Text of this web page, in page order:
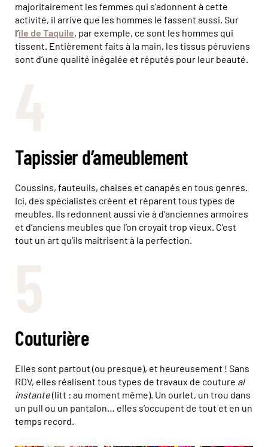
majoritairement les femmes qui s'adonnent à cette
activité, il arrive que les hommes le fassent aussi. Sur
l’île de Taquile, par exemple, ce sont les hommes qui
tissent. Entièrement faits à la main, les tissus péruviens
sont d’une qualité inégalée et réputés pour leur beauté.
Tapissier d’ameublement
Coussins, fauteuils, chaises et canapés en tous genres.
Ici, des spécialistes créent et réparent tous types de
meubles. Ils redonnent aussi vie à d’anciennes armoires
et d’anciens meubles que l’on croyait trop vieux. C’est
tout un art qu’ils maitrisent à la perfection.
Couturière
Elles sont partout (ou presque), et heureusement ! Sans
RDV, elles réalisent tous types de travaux de couture al
instante(litt : au moment même). Un ourlet, un trou dans
un pull ou un pantalon… elles s’occupent de tout et en un
temps record.